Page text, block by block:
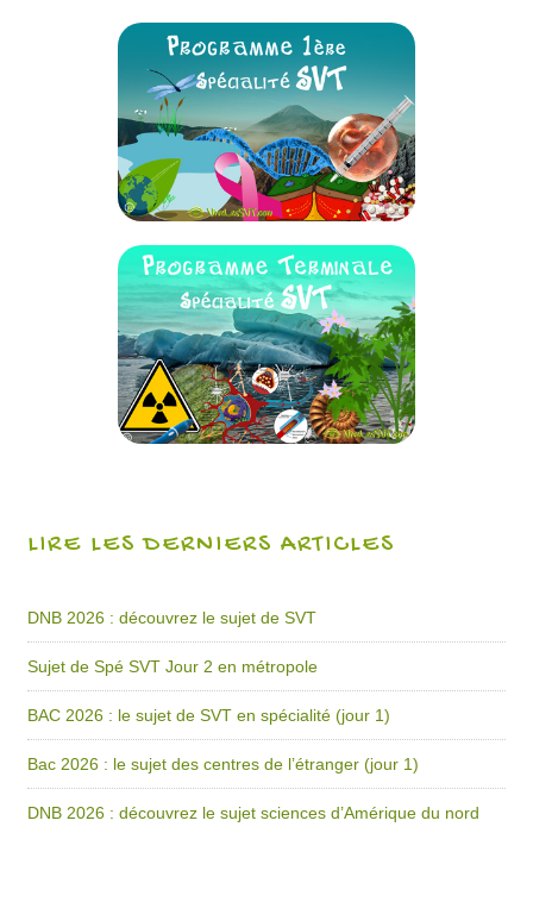
LIRE LES DERNIERS ARTICLES
DNB 2026 : découvrez le sujet de SVT
Sujet de Spé SVT Jour 2 en métropole
BAC 2026 : le sujet de SVT en spécialité (jour 1)
Bac 2026 : le sujet des centres de l’étranger (jour 1)
DNB 2026 : découvrez le sujet sciences d’Amérique du nord